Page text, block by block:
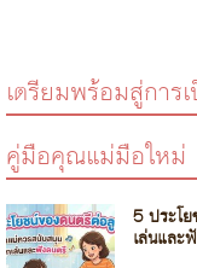
เตรียมพร้อมสู่การ
คู่มือคุณแม่มือใหม่
5 ประโ
เล่นและ